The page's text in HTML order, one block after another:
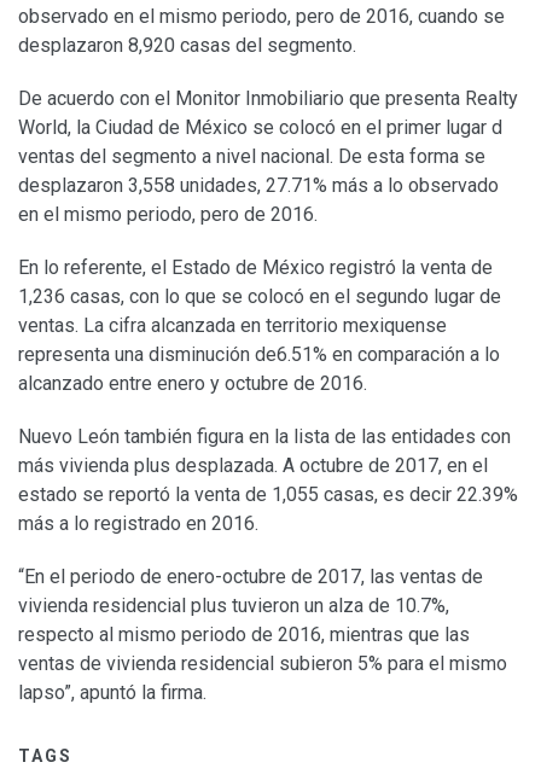
observado en el mismo periodo, pero de 2016, cuando se
desplazaron 8,920 casas del segmento.
De acuerdo con el Monitor Inmobiliario que presenta Realty
World, la Ciudad de México se colocó en el primer lugar d
ventas del segmento a nivel nacional. De esta forma se
desplazaron 3,558 unidades, 27.71% más a lo observado
en el mismo periodo, pero de 2016.
En lo referente, el Estado de México registró la venta de
1,236 casas, con lo que se colocó en el segundo lugar de
ventas. La cifra alcanzada en territorio mexiquense
representa una disminución de6.51% en comparación a lo
alcanzado entre enero y octubre de 2016.
Nuevo León también figura en la lista de las entidades con
más vivienda plus desplazada. A octubre de 2017, en el
estado se reportó la venta de 1,055 casas, es decir 22.39%
más a lo registrado en 2016.
“En el periodo de enero-octubre de 2017, las ventas de
vivienda residencial plus tuvieron un alza de 10.7%,
respecto al mismo periodo de 2016, mientras que las
ventas de vivienda residencial subieron 5% para el mismo
lapso”, apuntó la firma.
TAGS